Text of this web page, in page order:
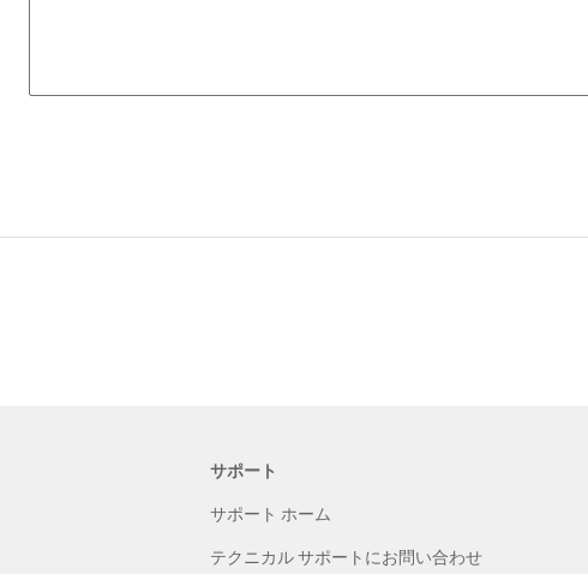
サポート
サポート ホーム
テクニカル サポートにお問い合わせ